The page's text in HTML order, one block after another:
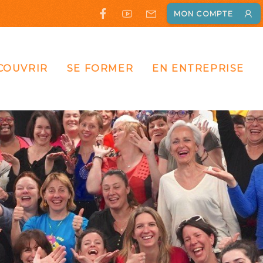
MON COMPTE
SE FORMER EN ENTREPRISE